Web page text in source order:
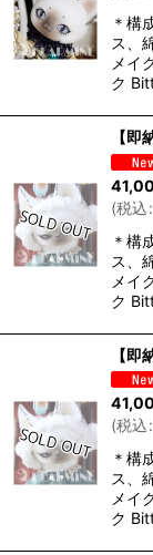
並び順:
＊構
ス、
メイ
ク
【
(税込:
＊構
ス、
メイ
ク
【
(税込:
＊構
ス、
メイ
ク